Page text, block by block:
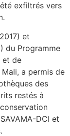
exfiltrés vers
et
du Programme
et de
a permis de
des
restés à
DCI et